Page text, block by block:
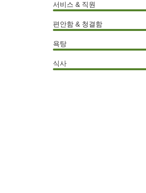
서비스 & 직원
편안함 & 청결함
욕탕
식사